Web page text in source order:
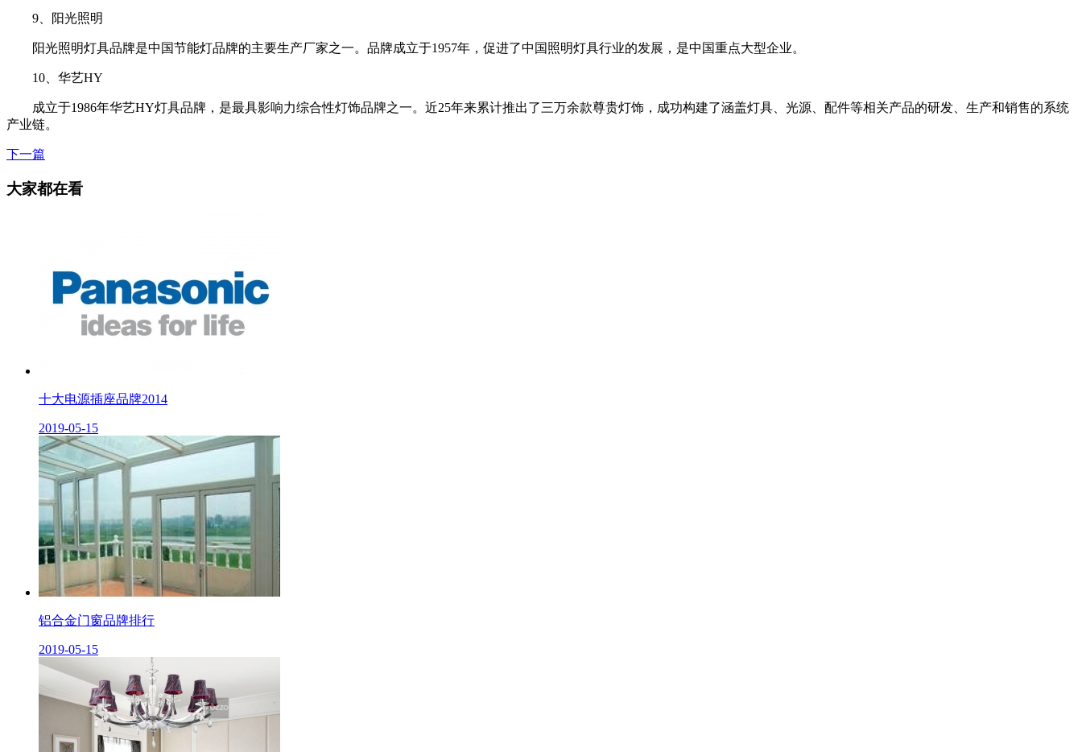
9、阳光照明
阳光照明灯具品牌是中国节能灯品牌的主要生产厂家之一。品牌成立于1957年，促进了中国照明灯具行业的发展，是中国重点大型企业。
10、华艺HY
成立于1986年华艺HY灯具品牌，是最具影响力综合性灯饰品牌之一。近25年来累计推出了三万余款尊贵灯饰，成功构建了涵盖灯具、光源、配件等相关产品的研发、生产和销售的系统
产业链。
下一篇
大家都在看
十大电源插座品牌2014
2019-05-15
铝合金门窗品牌排行
2019-05-15